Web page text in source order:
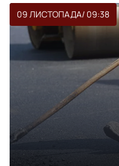
09 ЛИСТОПАДА/ 09:38